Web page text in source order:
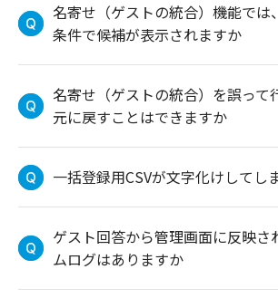
名寄せ（ゲストの統合）機能では
条件で候補が表示されますか
名寄せ（ゲストの統合）を誤って
元に戻すことはできますか
一括登録用CSVが文字化けしてし
ゲスト回答から管理画面に反映さ
ムログはありますか